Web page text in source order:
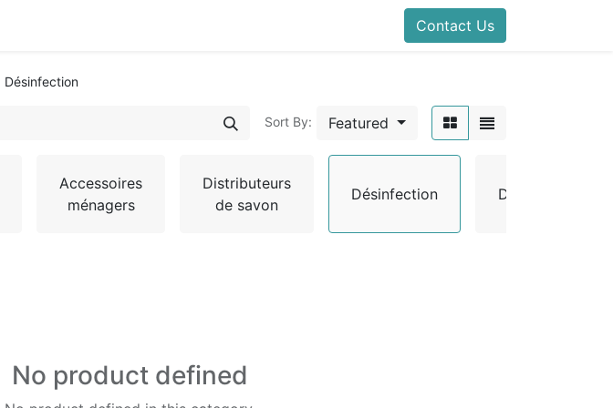
Contact Us
Désinfection
Sort By: Featured
Accessoires
ménagers
Distributeurs
de savon
Désinfection Désodorisants
No product defined